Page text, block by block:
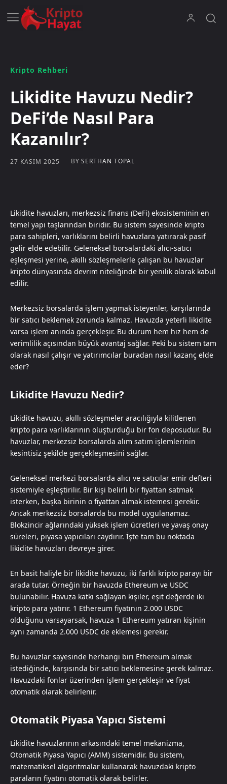
Kripto Rehberi
Likidite Havuzu Nedir?
DeFi’de Nasıl Para
Kazanılır?
27 KASIM 2025 BY SERTHAN TOPAL
Likidite havuzları, merkezsiz finans (DeFi) ekosisteminin en
temel yapı taşlarından biridir. Bu sistem sayesinde kripto
para sahipleri, varlıklarını belirli havuzlara yatırarak pasif
gelir elde edebilir. Geleneksel borsalardaki alıcı-satıcı
eşleşmesi yerine, akıllı sözleşmelerle çalışan bu havuzlar
kripto dünyasında devrim niteliğinde bir yenilik olarak kabul
edilir.
Merkezsiz borsalarda işlem yapmak isteyenler, karşılarında
bir satıcı beklemek zorunda kalmaz. Havuzda yeterli likidite
varsa işlem anında gerçekleşir. Bu durum hem hız hem de
verimlilik açısından büyük avantaj sağlar. Peki bu sistem tam
olarak nasıl çalışır ve yatırımcılar buradan nasıl kazanç elde
eder?
Likidite Havuzu Nedir?
Likidite havuzu, akıllı sözleşmeler aracılığıyla kilitlenen
kripto para varlıklarının oluşturduğu bir fon deposudur. Bu
havuzlar, merkezsiz borsalarda alım satım işlemlerinin
kesintisiz şekilde gerçekleşmesini sağlar.
Geleneksel merkezi borsalarda alıcı ve satıcılar emir defteri
sistemiyle eşleştirilir. Bir kişi belirli bir fiyattan satmak
isterken, başka birinin o fiyattan almak istemesi gerekir.
Ancak merkezsiz borsalarda bu model uygulanamaz.
Blokzincir ağlarındaki yüksek işlem ücretleri ve yavaş onay
süreleri, piyasa yapıcıları caydırır. İşte tam bu noktada
likidite havuzları devreye girer.
En basit haliyle bir likidite havuzu, iki farklı kripto parayı bir
arada tutar. Örneğin bir havuzda Ethereum ve USDC
bulunabilir. Havuza katkı sağlayan kişiler, eşit değerde iki
kripto para yatırır. 1 Ethereum fiyatının 2.000 USDC
olduğunu varsayarsak, havuza 1 Ethereum yatıran kişinin
aynı zamanda 2.000 USDC de eklemesi gerekir.
Bu havuzlar sayesinde herhangi biri Ethereum almak
istediğinde, karşısında bir satıcı beklemesine gerek kalmaz.
Havuzdaki fonlar üzerinden işlem gerçekleşir ve fiyat
otomatik olarak belirlenir.
Otomatik Piyasa Yapıcı Sistemi
Likidite havuzlarının arkasındaki temel mekanizma,
Otomatik Piyasa Yapıcı (AMM) sistemidir. Bu sistem,
matematiksel algoritmalar kullanarak havuzdaki kripto
paraların fiyatını otomatik olarak belirler.